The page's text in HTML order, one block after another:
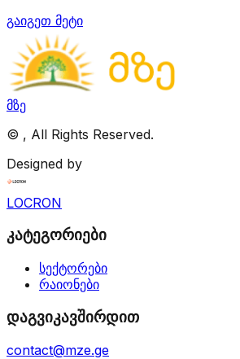
გაიგეთ მეტი
მზე
© , All Rights Reserved.
Designed by
LOCRON
კატეგორიები
სექტორები
რაიონები
დაგვიკავშირდით
contact@mze.ge